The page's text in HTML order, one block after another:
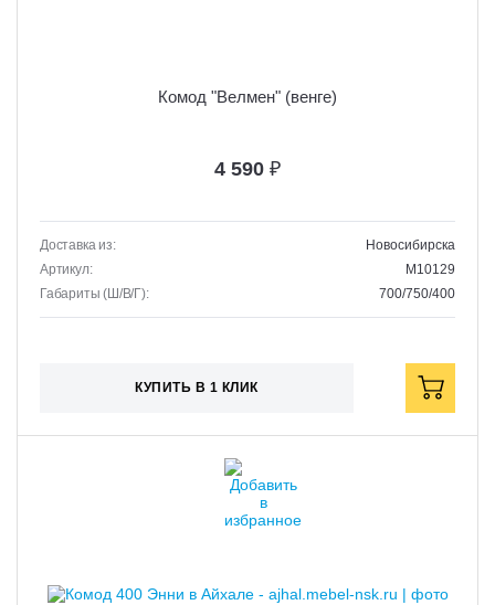
Комод "Велмен" (венге)
4 590 ₽
Доставка из:
Новосибирска
Артикул:
M10129
Габариты (Ш/В/Г):
700/750/400
КУПИТЬ В 1 КЛИК